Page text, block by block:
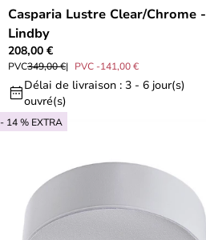
Casparia Lustre Clear/Chrome -
Lindby
208,00 €
PVC349,00 € PVC -141,00 €
Délai de livraison : 3 - 6 jour(s)
ouvré(s)
- 14 % EXTRA